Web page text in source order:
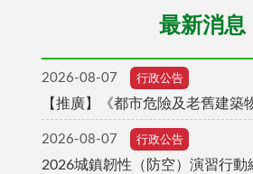
最新消息
2026-08-07 行政公告
2026-08-07 行政公告
2026城鎮韌性（防空）演習行動